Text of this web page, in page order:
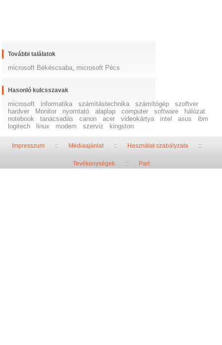
További találatok
microsoft Békéscsaba, microsoft Pécs
Hasonló kulcsszavak
microsoft informatika számítástechnika számítógép
szoftver
hardver
Monitor nyomtató alaplap computer software
hálózat
notebook
tanácsadás canon acer videokártya intel asus
ibm
logitech
linux modem szerviz kingston
Impresszum::Médiaajánlat::Használat szabályzata::
Tevékenységek:: Part